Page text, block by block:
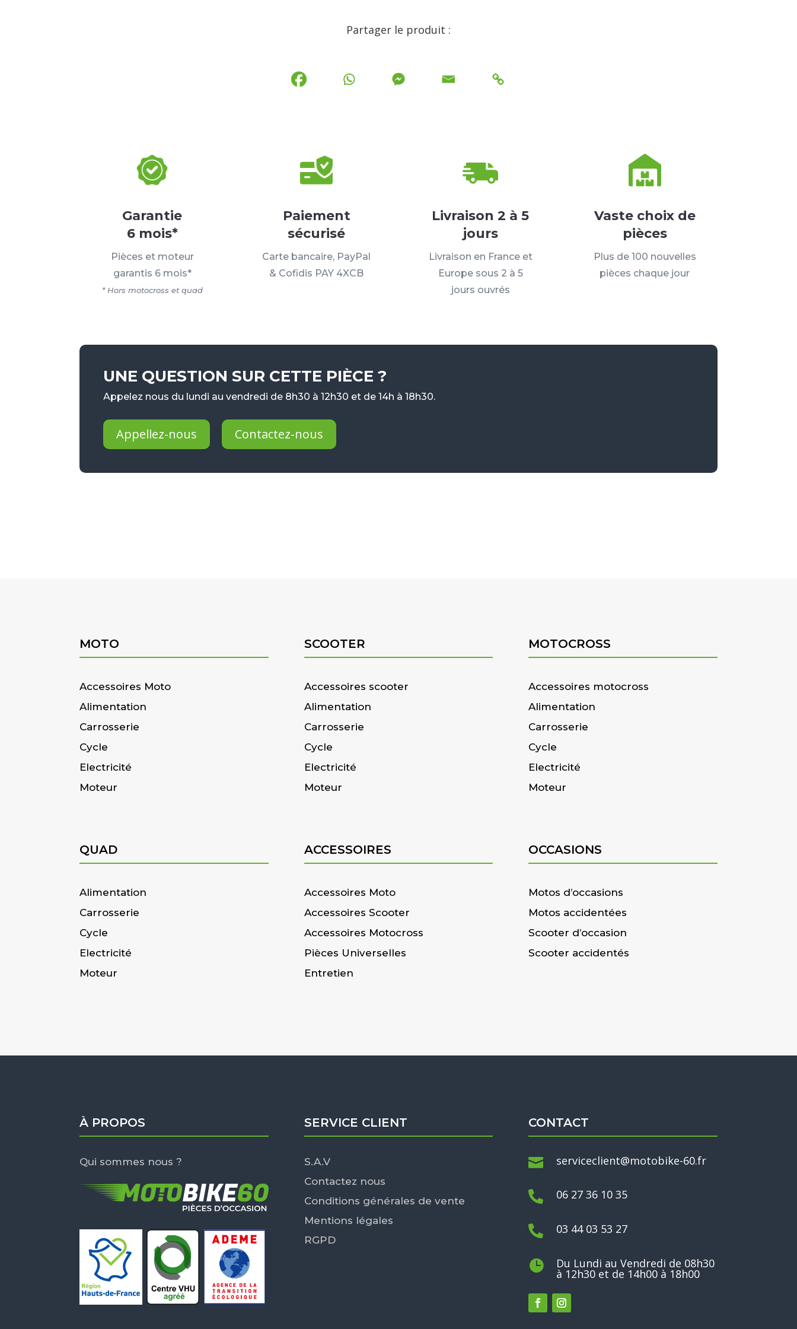
Partager le produit :
Garantie
6 mois*
Pièces et moteur
garantis 6 mois*
* Hors motocross et quad
Paiement
sécurisé
Carte bancaire, PayPal
& Cofidis PAY 4XCB
Livraison 2 à 5
jours
Livraison en France et
Europe sous 2 à 5
jours ouvrés
Vaste choix de
pièces
Plus de 100 nouvelles
pièces chaque jour
UNE QUESTION SUR CETTE PIÈCE ?
Appelez nous du lundi au vendredi de 8h30 à 12h30 et de 14h à 18h30.
Appellez-nous Contactez-nous
MOTO
Accessoires Moto
Alimentation
Carrosserie
Cycle
Electricité
Moteur
SCOOTER
Accessoires scooter
Alimentation
Carrosserie
Cycle
Electricité
Moteur
MOTOCROSS
Accessoires motocross
Alimentation
Carrosserie
Cycle
Electricité
Moteur
QUAD
Alimentation
Carrosserie
Cycle
Electricité
Moteur
ACCESSOIRES
Accessoires Moto
Accessoires Scooter
Accessoires Motocross
Pièces Universelles
Entretien
OCCASIONS
Motos d’occasions
Motos accidentées
Scooter d’occasion
Scooter accidentés
À PROPOS
Qui sommes nous ?
SERVICE CLIENT
S.A.V
Contactez nous
Conditions générales de vente
Mentions légales
RGPD
CONTACT
 serviceclient@motobike-60.fr
 06 27 36 10 35
 03 44 03 53 27
 Du Lundi au Vendredi de 08h30
à 12h30 et de 14h00 à 18h00